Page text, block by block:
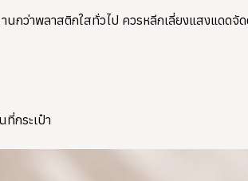
ว่าพลาสติกใสทั่วไป ควรหลีกเลี่ยงแสงแดดจั
กระเป๋า